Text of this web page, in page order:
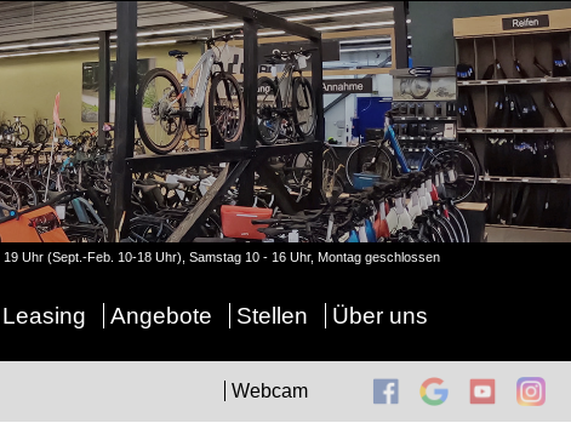
Uhr (Sept.-Feb. 10-18 Uhr), Samstag 10 - 16 Uhr, Montag geschlossen
Leasing Angebote Stellen Über uns
Webcam